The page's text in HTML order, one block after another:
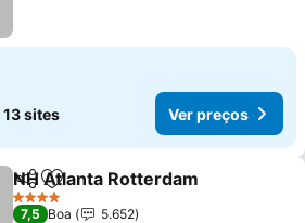
13 sites Ver preços
PartilharAdicionar aos favoritos
NH Atlanta Rotterdam
4 Estrelas
7,5 Boa
5.652